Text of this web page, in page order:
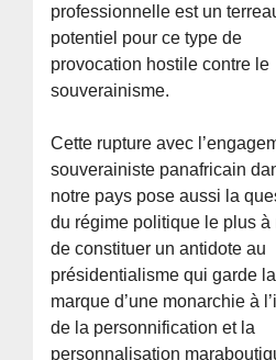
professionnelle est un
potentiel pour ce type de
provocation hostile contre le
souverainisme.
Cette rupture avec
souverainiste panafricain
notre pays pose aussi la
du régime politique le plus à
de constituer un antidote au
présidentialisme qui garde la
marque d’une monarchie à
de la personnification et la
personnalisation